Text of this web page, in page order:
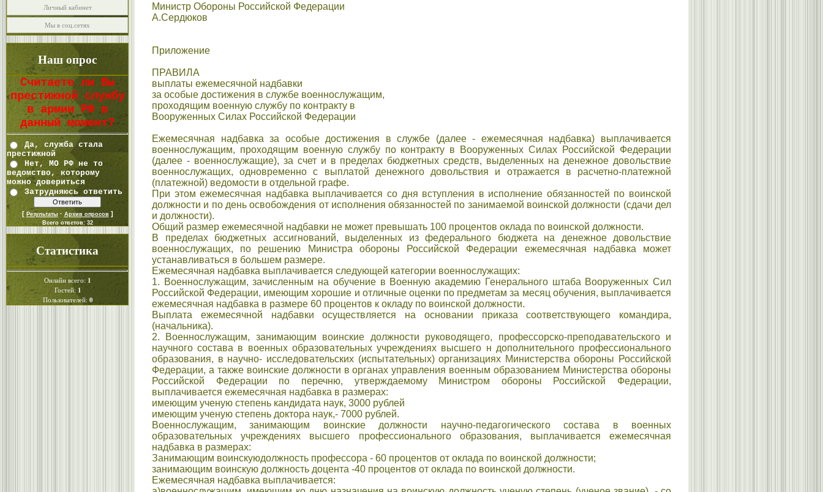
Личный кабинет
Мы в соц.сетях
Наш опрос
Считаете ли Вы
престижной службу
в армии РФ в
данный момент?
Да, служба стала
престижной
Нет, МО РФ не то
ведомство, которому
можно довериться
Затрудняюсь ответить
[ Результаты· Архив опросов]
Всего ответов: 32
Статистика
Онлайн всего: 1
Гостей: 1
Пользователей: 0
Министр Обороны Российской Федерации
А.Сердюков
Приложение
ПРАВИЛА
выплаты ежемесячной надбавки
за особые достижения в службе военнослужащим,
проходящим военную службу по контракту в
Вооруженных Силах Российской Федерации
Ежемесячная надбавка за особые достижения в службе (далее - ежемесячная надбавка) выплачивается
военнослужащим, проходящим военную службу по контракту в Вооруженных Силах Российской Федерации
(далее - военнослужащие), зa счет и в пределах бюджетных средств, выделенных на денежное довольствие
военнослужащих, одновременно с выплатой денежного довольствия и отражается в расчетно-платежной
(платежной) ведомости в отдельной графе.
При этом ежемесячная надбавка выплачивается со дня вступления в исполнение обязанностей по воинской
должности и по день освобождения от исполнения обязанностей по занимаемой воинской должности (сдачи дел
и должности).
Общий размер ежемесячной надбавки не может превышать 100 процентов оклада по воинской должности.
В пределах бюджетных ассигнований, выделенных из федерального бюджета на денежное довольствие
военнослужащих, по решению Министра обороны Российской Федерации ежемесячная надбавка может
устанавливаться в большем размере.
Ежемесячная надбавка выплачивается следующей категории военнослужащих:
1. Военнослужащим, зачисленным на обучение в Военную академию Генерального штаба Вооруженных Сил
Российской Федерации, имеющим хорошие и отличные оценки по предметам за месяц обучения, выплачивается
ежемесячная надбавка в размере 60 процентов к окладу по воинской должности.
Выплата ежемесячной надбавки осуществляется на основании приказа соответствующего командира,
(начальника).
2. Военнослужащим, занимающим воинские должности руководящего, профессорско-преподавательского и
научного состава в военных образовательных учреждениях высшего н дополнительного профессионального
образования, в научно- исследовательских (испытательных) организациях Министерства обороны Российской
Федерации, а также воинские должности в органах управления военным образованием Министерства обороны
Российской Федерации по перечню, утверждаемому Министром обороны Российской Федерации,
выплачивается ежемесячная надбавка в размерах:
имеющим ученую степень кандидата наук, 3000 рублей
имеющим ученую степень доктора наук,- 7000 рублей.
Военнослужащим, занимающим воинские должности научно-педагогического состава в военных
образовательных учреждениях высшего профессионального образования, выплачивается ежемесячная
надбавка в размерах:
Занимающим воинскуюдолжность профессора - 60 процентов от оклада по воинской должности;
занимающим воинскую должность доцента -40 процентов от оклада по воинской должности.
Ежемесячная надбавка выплачивается: